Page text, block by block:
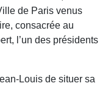
de Paris venus
consacrée au
l’un des présidents
Louis de situer sa